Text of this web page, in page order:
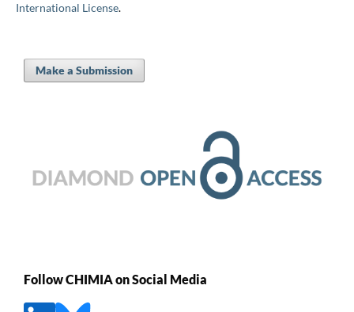
International License.
Make a Submission
Follow CHIMIA on Social Media